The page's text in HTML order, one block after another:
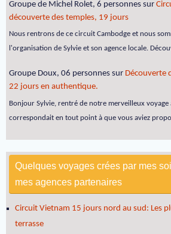
Groupe de Michel Rolet, 6 personnes sur
découverte des temples, 19 jours
Nous rentrons de ce circuit Cambodge et nous
l'organisation de Sylvie et son agence locale.
Groupe Doux, 06 personnes sur Découverte
22 jours en authentique.
Bonjour Sylvie, rentré de notre merveilleux voyage
correspondait en tout point à que vous aviez
Quelques voyages crées par mes
mes agences partenaires
Circuit Vietnam 15 jours nord au sud: Les
terrasse